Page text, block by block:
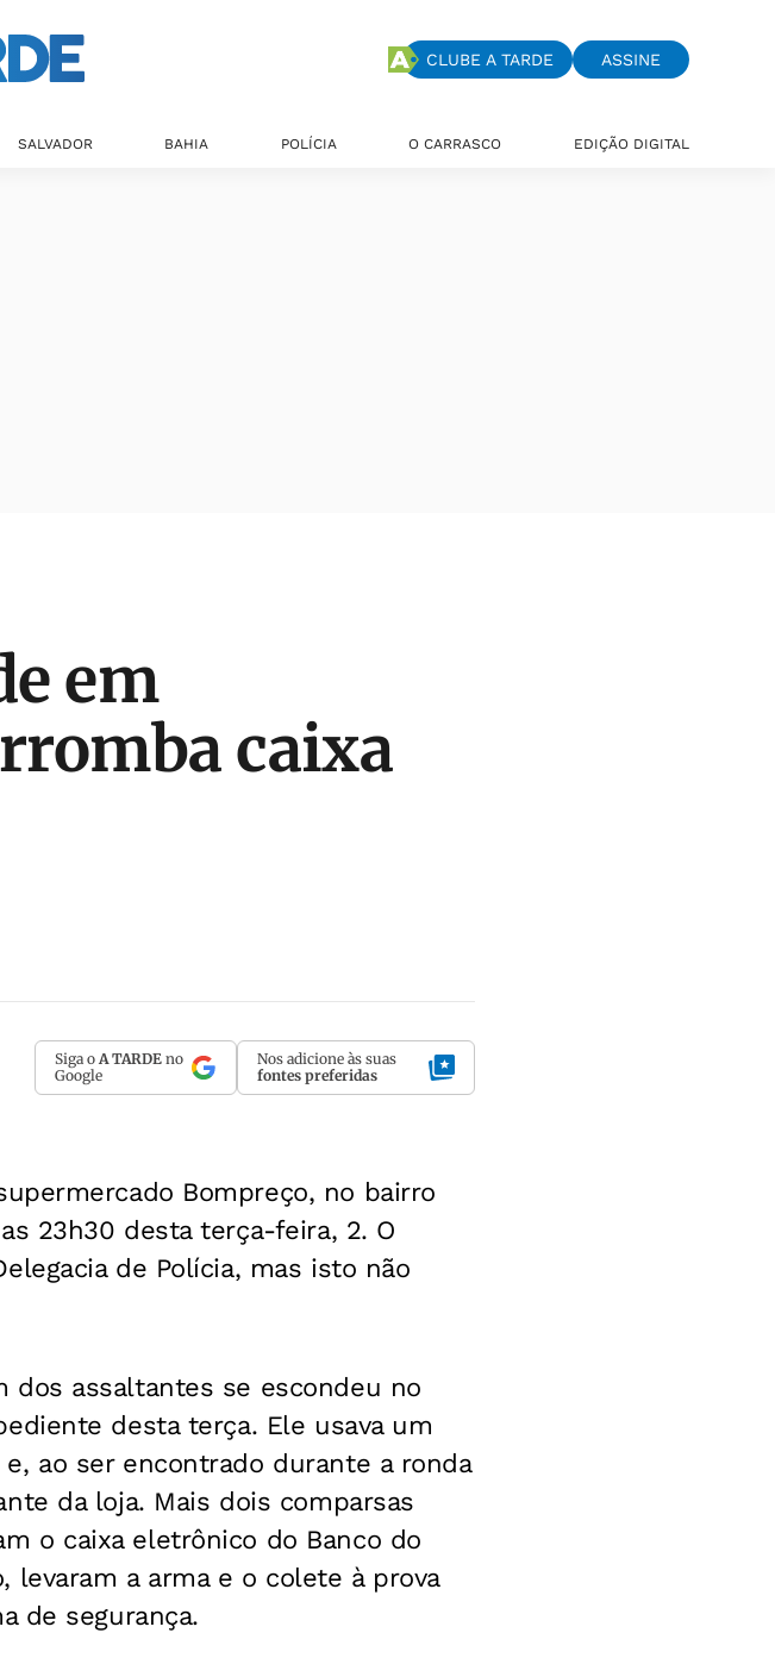
CLUBE A TARDE ASSINE
SALVADOR BAHIA POLÍCIA O CARRASCO EDIÇÃO DIGITAL
em
caixa
Siga o A TARDE no
Google
Nos adicione às suas
fontes preferidas
Bompreço, no bairro
23h30 desta terça-feira, 2. O
de Polícia, mas isto não
dos assaltantes se escondeu no
desta terça. Ele usava um
ao ser encontrado durante a ronda
da loja. Mais dois comparsas
o caixa eletrônico do Banco do
levaram a arma e o colete à prova
de segurança.